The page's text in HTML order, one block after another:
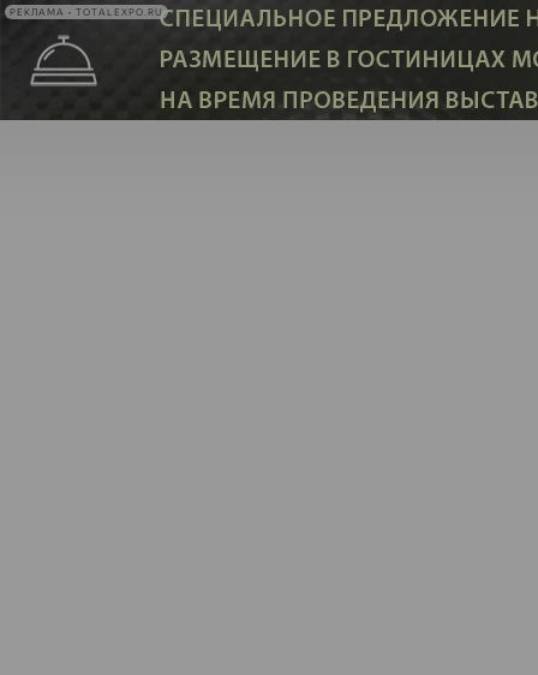
РЕКЛАМА • TOTALEXPO.RU